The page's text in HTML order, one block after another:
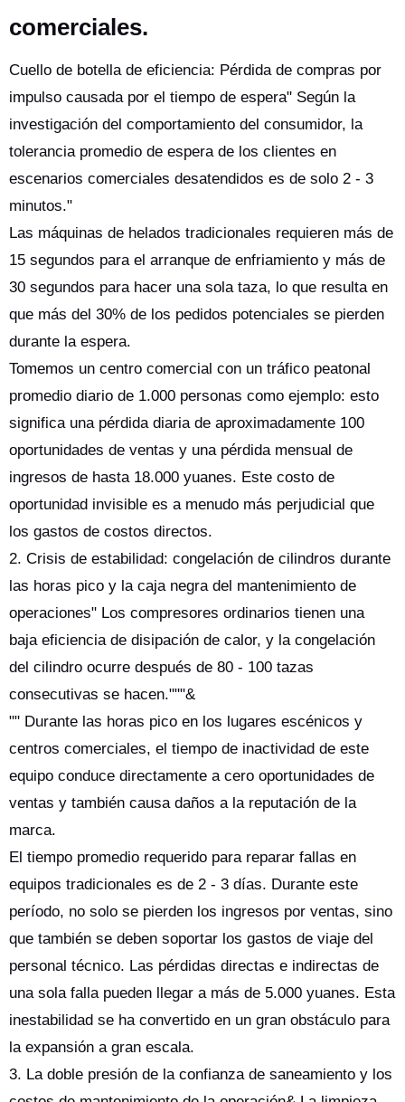
comerciales.
Cuello de botella de eficiencia: Pérdida de compras por
impulso causada por el tiempo de espera" Según la
investigación del comportamiento del consumidor, la
tolerancia promedio de espera de los clientes en
escenarios comerciales desatendidos es de solo 2 - 3
minutos."
Las máquinas de helados tradicionales requieren más de
15 segundos para el arranque de enfriamiento y más de
30 segundos para hacer una sola taza, lo que resulta en
que más del 30% de los pedidos potenciales se pierden
durante la espera.
Tomemos un centro comercial con un tráfico peatonal
promedio diario de 1.000 personas como ejemplo: esto
significa una pérdida diaria de aproximadamente 100
oportunidades de ventas y una pérdida mensual de
ingresos de hasta 18.000 yuanes. Este costo de
oportunidad invisible es a menudo más perjudicial que
los gastos de costos directos.
2. Crisis de estabilidad: congelación de cilindros durante
las horas pico y la caja negra del mantenimiento de
operaciones" Los compresores ordinarios tienen una
baja eficiencia de disipación de calor, y la congelación
del cilindro ocurre después de 80 - 100 tazas
consecutivas se hacen."""&
"" Durante las horas pico en los lugares escénicos y
centros comerciales, el tiempo de inactividad de este
equipo conduce directamente a cero oportunidades de
ventas y también causa daños a la reputación de la
marca.
El tiempo promedio requerido para reparar fallas en
equipos tradicionales es de 2 - 3 días. Durante este
período, no solo se pierden los ingresos por ventas, sino
que también se deben soportar los gastos de viaje del
personal técnico. Las pérdidas directas e indirectas de
una sola falla pueden llegar a más de 5.000 yuanes. Esta
inestabilidad se ha convertido en un gran obstáculo para
la expansión a gran escala.
3. La doble presión de la confianza de saneamiento y los